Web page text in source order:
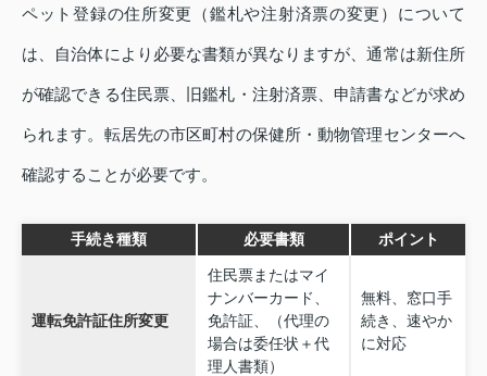
ペット登録の住所変更（鑑札や注射済票の変更）について
は、自治体により必要な書類が異なりますが、通常は新住所
が確認できる住民票、旧鑑札・注射済票、申請書などが求め
られます。転居先の市区町村の保健所・動物管理センターへ
確認することが必要です。
手続き種類 必要書類 ポイント
運転免許証住所変更
住民票またはマイ
ナンバーカード、
免許証、（代理の
場合は委任状＋代
理人書類）
無料、窓口手
続き、速やか
に対応